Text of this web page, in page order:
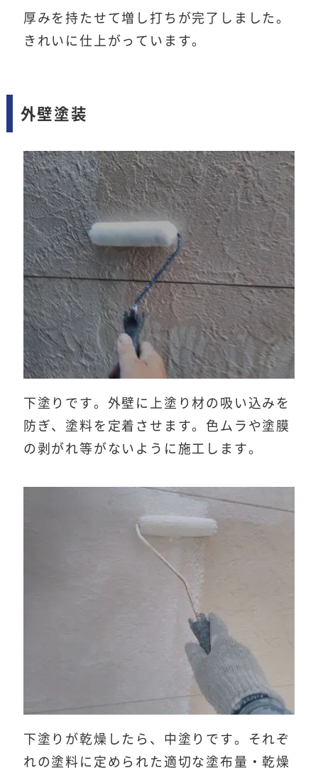
厚みを持たせて増し打ちが完了しました。
きれいに仕上がっています。
外壁塗装
下塗りです。外壁に上塗り材の吸い込みを
防ぎ、塗料を定着させます。色ムラや塗膜
の剥がれ等がないように施工します。
下塗りが乾燥したら、中塗りです。それぞ
れの塗料に定められた適切な塗布量・乾燥